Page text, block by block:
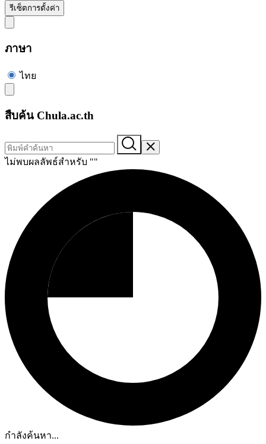
รีเซ็ตการตั้งค่า
ภาษา
ไทย
สืบค้น Chula.ac.th
ไม่พบผลลัพธ์สำหรับ ""
กำลังค้นหา...